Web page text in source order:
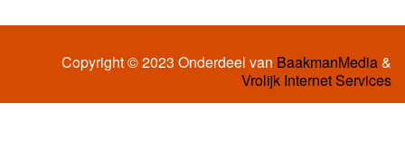
Copyright © 2023 Onderdeel van BaakmanMedia&
Vrolijk Internet Services